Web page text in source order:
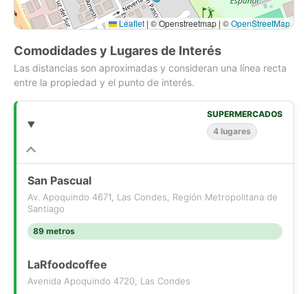
-Completamente amoblado
-1 baño
-Orientación poniente
-Excelente iluminación natural
-Piso 9
-Todos los gastos incluidos
-Lavandería
-Excelente conectividad
Ubicado en un entorno seguro, residencial y de alta plusvalía,
este departamento ofrece una excelente alternativa para
Leaflet | © Openstreetmap | ©OpenStreetMap
Comodidades y Lugares de Interés
Las distancias son aproximadas y consideran una línea recta
entre la propiedad y el punto de interés.
SUPERMERCADOS
4 lugares
San Pascual
Av. Apoquindo 4671, Las Condes, Región Metropolitana de
Santiago
89 metros
LaRfoodcoffee
Avenida Apoquindo 4720, Las Condes